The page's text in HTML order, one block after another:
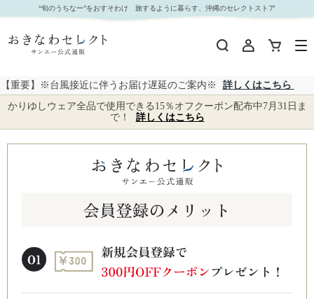
“旬のうちなー”をおすそわけ 旅するように暮らす、沖縄のセレクトストア
【重要】※台風接近に伴うお届け遅延のご案内※
詳しくはこちら
かりゆしウェア全品で使用できる15％オフクーポン配布中7月31日ま
で！
詳しくはこちら